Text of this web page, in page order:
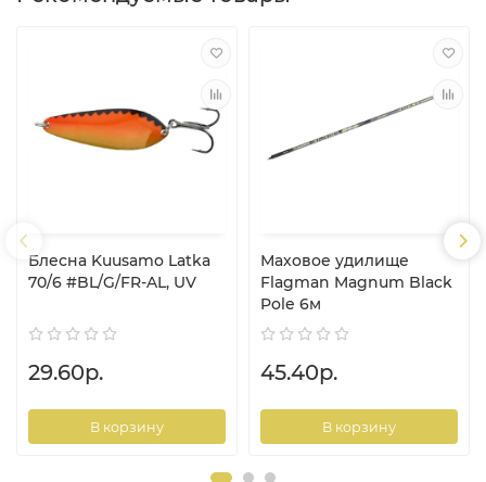
Блесна Kuusamo Latka
70/6 #BL/G/FR-AL, UV
29.60р.
В корзину
Маховое удилище
Flagman Magnum Black
Pole 6м
45.40р.
В корзину